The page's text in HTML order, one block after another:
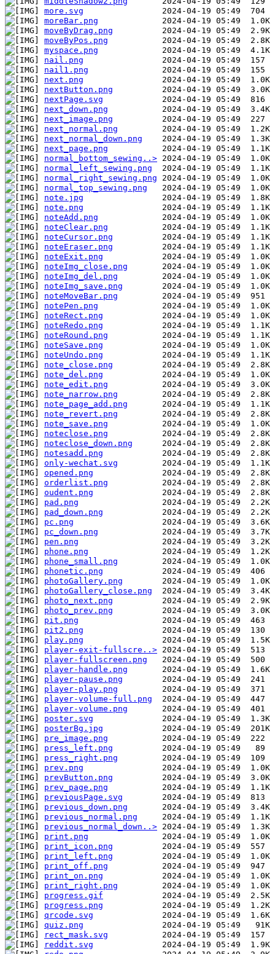
more.svg
moreBar.png
moveByDrag.png
moveByPos.png
myspace.png
nail.png
nail1.png
next.png
nextButton.png
nextPage.svg
next_down.png
next_image.png
next_normal.png
next_normal_down.png
next_page.png
normal_bottom_sewing..>
normal_left_sewing.png
normal_right_sewing.png
normal_top_sewing.png
note.jpg
note.png
noteAdd.png
noteClear.png
noteCursor.png
noteEraser.png
noteExit.png
noteImg_close.png
noteImg_del.png
noteImg_save.png
noteMoveBar.png
notePen.png
noteRect.png
noteRedo.png
noteRound.png
noteSave.png
noteUndo.png
note_close.png
note_del.png
note_edit.png
note_narrow.png
note_page_add.png
note_revert.png
note_save.png
noteclose.png
noteclose_down.png
notesadd.png
only-wechat.svg
opened.png
orderlist.png
oudent.png
pad.png
pad_down.png
pc.png
pc_down.png
pen.png
phone.png
phone_small.png
phonetic.png
photoGallery.png
photoGallery_close.png
photo_next.png
photo_prev.png
pit.png
pit2.png
play.png
player-exit-fullscre..>
player-fullscreen.png
player-handle.png
player-pause.png
player-play.png
player-volume-full.png
player-volume.png
poster.svg
posterBg.jpg
pre_image.png
press_left.png
press_right.png
prev.png
prevButton.png
prev_page.png
previousPage.svg
previous_down.png
previous_normal.png
previous_normal_down..>
print.png
print_icon.png
print_left.png
print_off.png
print_on.png
print_right.png
progress.gif
progress.png
qrcode.svg
quiz.png
rect_mask.svg
reddit.svg